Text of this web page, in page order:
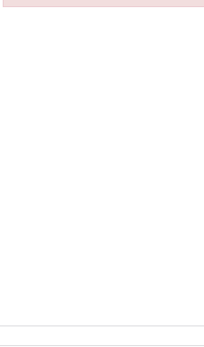
Failed to initialize plugin: wplink